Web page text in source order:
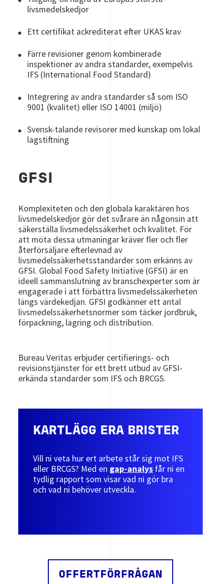
livsmedelskedjor
Ett certifikat ackrediterat efter UKAS krav
Färre revisioner genom kombinerade
inspektioner av andra standarder, exempelvis
IFS (International Food Standard)
Integrering av andra standarder så som ISO
9001 (kvalitet) eller ISO 14001 (miljö)
Svensk-talande revisorer med kunskap om lokal
lagstiftning
GFSI
Komplexiteten och den globala karaktären hos
livsmedelskedjor gör det svårare än någonsin att
säkerställa livsmedelssäkerhet och kvalitet. För
att möta dessa utmaningar kräver fler och fler
återförsäljare efterlevnad av
livsmedelssäkerhetsstandarder som erkänns av
GFSI. Global Food Safety Initiative (GFSI) är en
ideell sammanslutning av branschexperter som är
engagerade i att förbättra livsmedelssäkerheten
längs värdekedjan. GFSI godkänner ett antal
livsmedelssäkerhetsnormer som täcker jordbruk,
förpackning, lagring och distribution.
Bureau Veritas erbjuder certifierings- och
revisionstjänster för ett brett utbud av GFSI-
erkända standarder som IFS och BRCGS.
KARTLÄGG ERA BRISTER
Vill ni veta hur ert arbete står sig mot IFS
eller BRCGS? Med en gap-analys får ni en
tydlig rapport som visar vad ni gör bra
och vad ni behöver utveckla.
OFFERTFÖRFRÅGAN